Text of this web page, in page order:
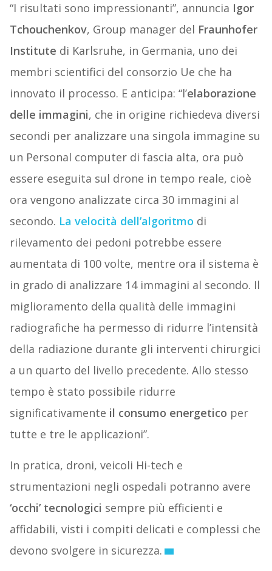
“I risultati sono impressionanti”, annuncia Igor
Tchouchenkov, Group manager del Fraunhofer
Institute di Karlsruhe, in Germania, uno dei
membri scientifici del consorzio Ue che ha
innovato il processo. E anticipa: “l’elaborazione
delle immagini, che in origine richiedeva diversi
secondi per analizzare una singola immagine su
un Personal computer di fascia alta, ora può
essere eseguita sul drone in tempo reale, cioè
ora vengono analizzate circa 30 immagini al
secondo. La velocità dell’algoritmo di
rilevamento dei pedoni potrebbe essere
aumentata di 100 volte, mentre ora il sistema è
in grado di analizzare 14 immagini al secondo. Il
miglioramento della qualità delle immagini
radiografiche ha permesso di ridurre l’intensità
della radiazione durante gli interventi chirurgici
a un quarto del livello precedente. Allo stesso
tempo è stato possibile ridurre
significativamente il consumo energetico per
tutte e tre le applicazioni”.
In pratica, droni, veicoli Hi-tech e
strumentazioni negli ospedali potranno avere
‘occhi’ tecnologici sempre più efficienti e
affidabili, visti i compiti delicati e complessi che
devono svolgere in sicurezza.